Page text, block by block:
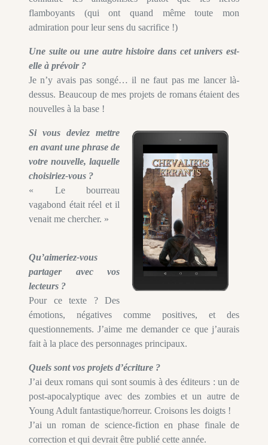
flamboyants (qui ont quand même toute mon
admiration pour leur sens du sacrifice !)
Une suite ou une autre histoire dans cet univers est-
elle à prévoir ?
Je n’y avais pas songé… il ne faut pas me lancer là-
dessus. Beaucoup de mes projets de romans étaient des
nouvelles à la base !
Si vous deviez mettre
en avant une phrase de
votre nouvelle, laquelle
choisiriez-vous ?
« Le bourreau
vagabond était réel et il
venait me chercher. »
Qu’aimeriez-vous
partager avec vos
lecteurs ?
Pour ce texte ? Des
émotions, négatives comme positives, et des
questionnements. J’aime me demander ce que j’aurais
fait à la place des personnages principaux.
Quels sont vos projets d’écriture ?
J’ai deux romans qui sont soumis à des éditeurs : un de
post-apocalyptique avec des zombies et un autre de
Young Adult fantastique/horreur. Croisons les doigts !
J’ai un roman de science-fiction en phase finale de
correction et qui devrait être publié cette année.